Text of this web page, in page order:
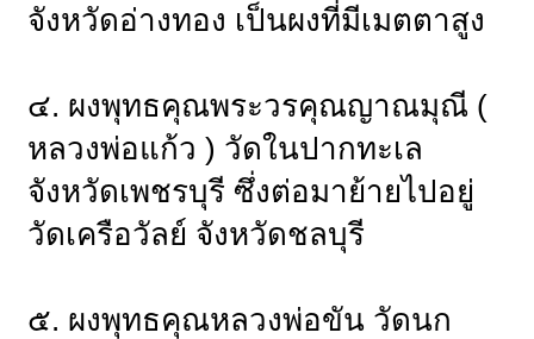
จังหวัดอ่างทอง เป็นผงที่มีเมตตาสูง
๔. ผงพุทธคุณพระวรคุณญาณมุณี (
หลวงพ่อแก้ว ) วัดในปากทะเล
จังหวัดเพชรบุรี ซึ่งต่อมาย้ายไปอยู่
วัดเครือวัลย์ จังหวัดชลบุรี
๕. ผงพุทธคุณหลวงพ่อขัน วัดนก